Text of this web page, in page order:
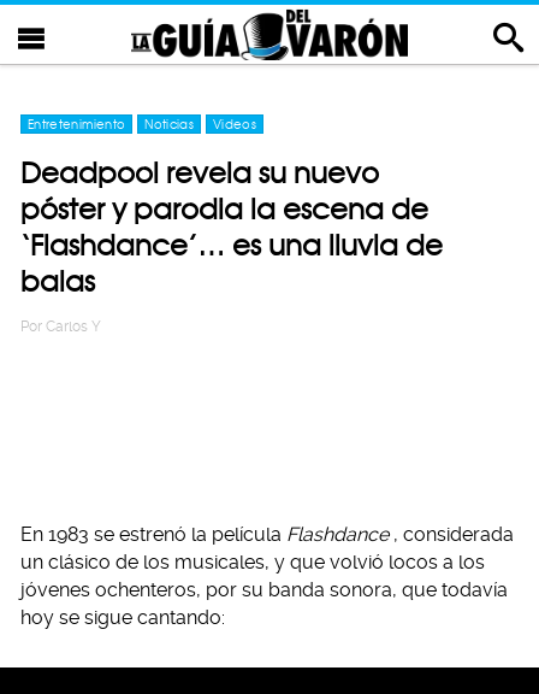
Entretenimiento Noticias Videos
Deadpool revela su nuevo
póster y parodia la escena de
‘Flashdance’… es una lluvia de
balas
Por Carlos Y
En 1983 se estrenó la película Flashdance , considerada
un clásico de los musicales, y que volvió locos a los
jóvenes ochenteros, por su banda sonora, que todavía
hoy se sigue cantando: